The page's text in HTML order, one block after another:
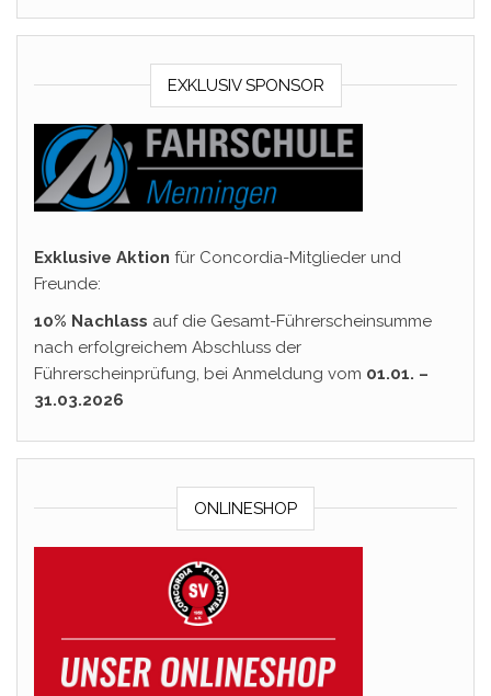
EXKLUSIV SPONSOR
Exklusive Aktion für Concordia-Mitglieder und
Freunde:
10% Nachlass auf die Gesamt-Führerscheinsumme
nach erfolgreichem Abschluss der
Führerscheinprüfung, bei Anmeldung vom 01.01. –
31.03.2026
ONLINESHOP